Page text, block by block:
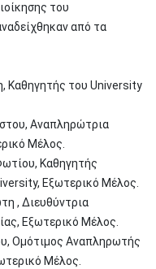
του
από τα
Καθηγητής του University
Αναπληρώτρια
Μέλος.
Καθηγητής
Εξωτερικό Μέλος.
, Διευθύντρια
Εξωτερικό Μέλος.
Ομότιμος Αναπληρωτής
Μέλος.